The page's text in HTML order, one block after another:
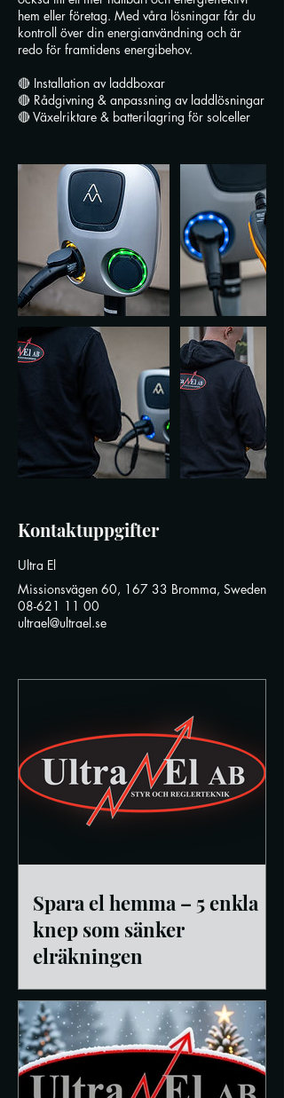
hem eller företag. Med våra lösningar får du
kontroll över din energianvändning och är
redo för framtidens energibehov.
🔴 Installation av laddboxar
🔴 Rådgivning & anpassning av laddlösningar
🔴 Växelriktare & batterilagring för solceller
Kontaktuppgifter
Ultra El
Missionsvägen 60, 167 33 Bromma, Sweden
08-621 11 00
ultrael@ultrael.se
Spara el hemma – 5 enkla
knep som sänker
elräkningen